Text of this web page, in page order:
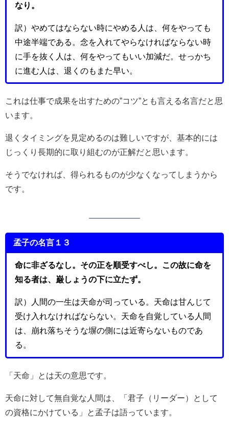
なり。
訳）やめてはならない時にやめる人は、何をやっても
中途半端である。念を入れてやらなければならない時
に手を抜く人は、何をやってもいい加減だ。せっかち
に進む人は、退くのもまた早い。
これは仕事で成果を出すための”コツ”とも言える名言だと思
います。
退くタイミングを見定めるのは難しいですが、基本的には
じっくり長期的に取り組むのが正解だと思います。
そうでなければ、得られるものが少なくなってしまうから
です。
孟子の名言１３
命に非ざるなし。その正を順受すべし。この故に命を
知る者は、巌しょうの下に立たず。
訳）人間の一生は天命が司っている。天命は甘んじて
受け入れなければならない。天命を自覚している人間
は、崩れ落ちそうな塀の側には近寄らないものであ
る。
「天命」とは天の意思です。
天命に対して無自覚な人間は、「君子（リーダー）として
の資格にかけている」と孟子は語っています。